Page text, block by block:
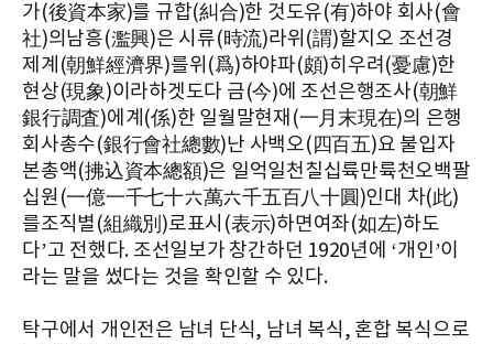
가(後資本家)를 규합(糾合)한 것도유(有)하야 회사(會
社)의남흥(濫興)은 시류(時流)라위(謂)할지오 조선경
제계(朝鮮經濟界)를위(爲)하야파(頗)히우려(憂慮)한
현상(現象)이라하겟도다 금(今)에 조선은행조사(朝鮮
銀行調査)에계(係)한 일월말현재(一月末現在)의 은행
회사총수(銀行會社總數)난 사백오(四百五)요 불입자
본총액(拂込資本總額)은 일억일천칠십륙만륙천오백팔
십원(一億一千七十六萬六千五百八十圓)인대 차(此)
를조직별(組織別)로표시(表示)하면여좌(如左)하도
다’고 전했다. 조선일보가 창간하던 1920년에 ‘개인’이
라는 말을 썼다는 것을 확인할 수 있다.
탁구에서 개인전은 남녀 단식, 남녀 복식, 혼합 복식으로